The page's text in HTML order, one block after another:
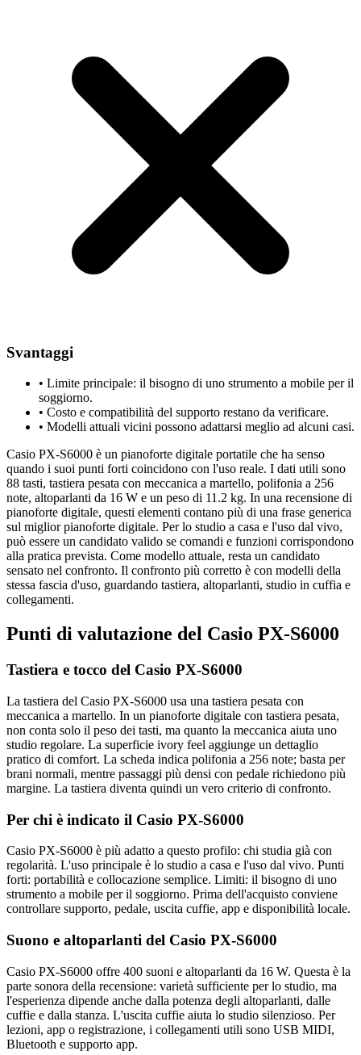
Svantaggi
• Limite principale: il bisogno di uno strumento a mobile per il
soggiorno.
• Costo e compatibilità del supporto restano da verificare.
• Modelli attuali vicini possono adattarsi meglio ad alcuni casi.
Casio PX-S6000 è un pianoforte digitale portatile che ha senso
quando i suoi punti forti coincidono con l'uso reale. I dati utili sono
88 tasti, tastiera pesata con meccanica a martello, polifonia a 256
note, altoparlanti da 16 W e un peso di 11.2 kg. In una recensione di
pianoforte digitale, questi elementi contano più di una frase generica
sul miglior pianoforte digitale. Per lo studio a casa e l'uso dal vivo,
può essere un candidato valido se comandi e funzioni corrispondono
alla pratica prevista. Come modello attuale, resta un candidato
sensato nel confronto. Il confronto più corretto è con modelli della
stessa fascia d'uso, guardando tastiera, altoparlanti, studio in cuffia e
collegamenti.
Punti di valutazione del Casio PX-S6000
Tastiera e tocco del Casio PX-S6000
La tastiera del Casio PX-S6000 usa una tastiera pesata con
meccanica a martello. In un pianoforte digitale con tastiera pesata,
non conta solo il peso dei tasti, ma quanto la meccanica aiuta uno
studio regolare. La superficie ivory feel aggiunge un dettaglio
pratico di comfort. La scheda indica polifonia a 256 note; basta per
brani normali, mentre passaggi più densi con pedale richiedono più
margine. La tastiera diventa quindi un vero criterio di confronto.
Per chi è indicato il Casio PX-S6000
Casio PX-S6000 è più adatto a questo profilo: chi studia già con
regolarità. L'uso principale è lo studio a casa e l'uso dal vivo. Punti
forti: portabilità e collocazione semplice. Limiti: il bisogno di uno
strumento a mobile per il soggiorno. Prima dell'acquisto conviene
controllare supporto, pedale, uscita cuffie, app e disponibilità locale.
Suono e altoparlanti del Casio PX-S6000
Casio PX-S6000 offre 400 suoni e altoparlanti da 16 W. Questa è la
parte sonora della recensione: varietà sufficiente per lo studio, ma
l'esperienza dipende anche dalla potenza degli altoparlanti, dalle
cuffie e dalla stanza. L'uscita cuffie aiuta lo studio silenzioso. Per
lezioni, app o registrazione, i collegamenti utili sono USB MIDI,
Bluetooth e supporto app.